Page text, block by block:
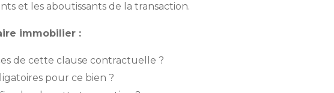
et les aboutissants de la transaction.
immobilier :
de cette clause contractuelle ?
pour ce bien ?